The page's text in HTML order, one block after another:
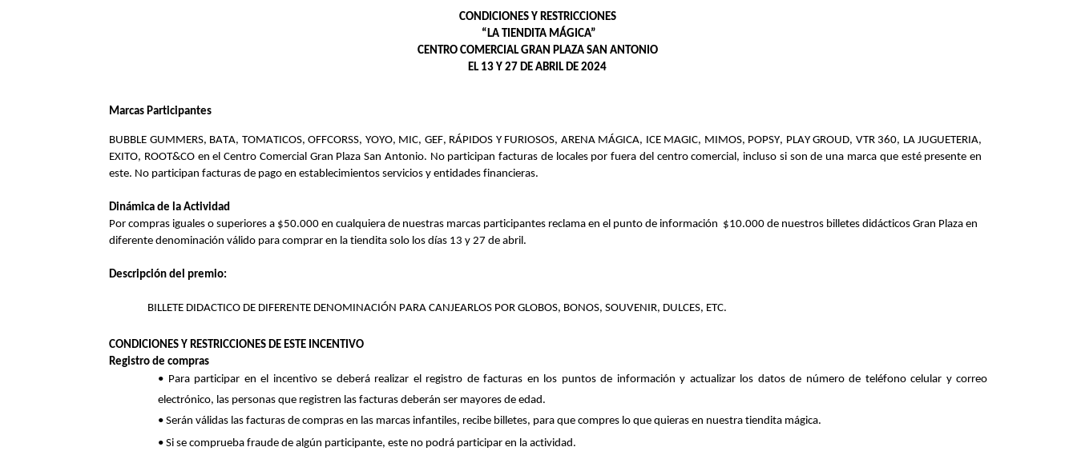
CONDICIONES Y RESTRICCIONES
“LA TIENDITA MÁGICA”
CENTRO COMERCIALGRAN PLAZA SAN ANTONIO
EL 13 Y 27 DE ABRILDE 2024
Marcas Participantes
BUBBLE GUMMERS, BATA, TOMATICOS, OFFCORSS, YOYO, MIC, GEF, RÁPIDOS Y FURIOSOS, ARENA MÁGICA, ICE MAGIC, MIMOS, POPSY, PLAY GROUD, VTR 360, LA JUGUETERIA,
EXITO, ROOT&CO enel Centro Comercial Gran Plaza San Antonio. No participan facturas de locales por fuera del centro comercial, incluso si son de una marca que esté presente en
este. No participan facturas de pago en establecimientos servicios y entidades financieras.
Dinámica de la Actividad
Por compras iguales o superiores a $50.000 en cualquiera de nuestras marcas participantes reclama en el punto de información $10.000 de nuestros billetes didácticos Gran Plaza en
diferente denominación válido para comprar en la tiendita solo los días 13 y 27 de abril.
Descripción del premio:
BILLETE DIDACTICO DE DIFERENTE DENOMINACIÓN PARA CANJEARLOS POR GLOBOS, BONOS, SOUVENIR, DULCES, ETC.
CONDICIONES Y RESTRICCIONES DE ESTE INCENTIVO
Registro de compras
• Para participar en el incentivo se deberá realizar el registro de facturas en los puntos de información y actualizar los datos de número de teléfono celular y correo
electrónico, las personas que registren las facturas deberán ser mayores de edad .
• Serán válidas las facturas de compras en las marcas infantiles, recibe billetes, para que compres lo que quieras en nuestra tiendita mágica.
• Si se comprueba fraude de algún participante, este no podrá participar en la actividad.